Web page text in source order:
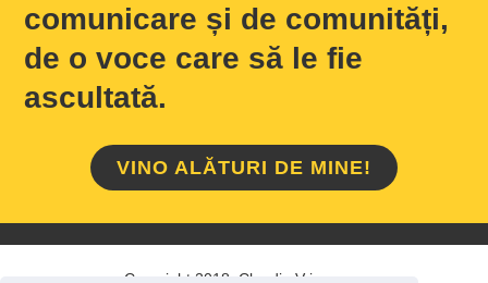
comunicare și de comunități,
de o voce care să le fie
ascultată.
VINO ALĂTURI DE MINE!
Copyright 2018 Claudiu Vrinceanu